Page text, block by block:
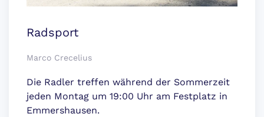
Radsport
Marco Crecelius
Die Radler treffen während der Sommerzeit
jeden Montag um 19:00 Uhr am Festplatz in
Emmershausen.